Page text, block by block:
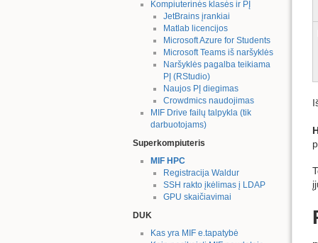
Kompiuterinės klasės ir PĮ
JetBrains įrankiai
Matlab licencijos
Microsoft Azure for Students
Microsoft Teams iš naršyklės
Naršyklės pagalba teikiama
PĮ (RStudio)
Naujos PĮ diegimas
Crowdmics naudojimas
MIF Drive failų talpykla (tik
darbuotojams)
Superkompiuteris
MIF HPC
Registracija Waldur
SSH rakto įkėlimas į LDAP
GPU skaičiavimai
DUK
Kas yra MIF e.tapatybė